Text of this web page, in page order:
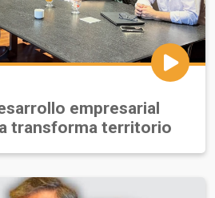
empresarial
transforma territorio